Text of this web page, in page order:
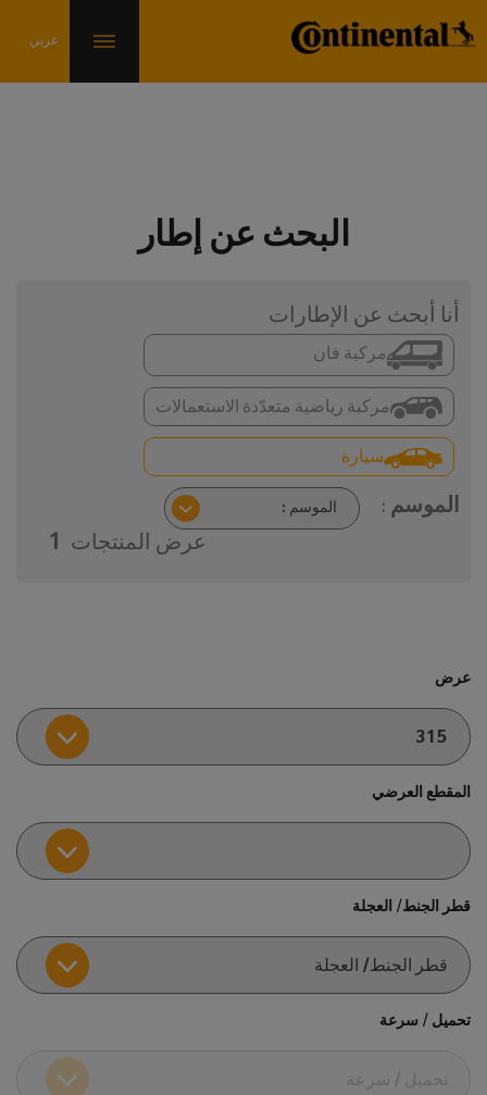
البحث عن إطار
أنا أبحث عن الإطارات
سيارة
مركبة رياضية متعدّدة الاستعمالات
مركبة فان
الموسم :
عرض المنتجات
1
عرض
المقطع العرضي
قطر الجنط/ العجلة
تحميل / سرعة